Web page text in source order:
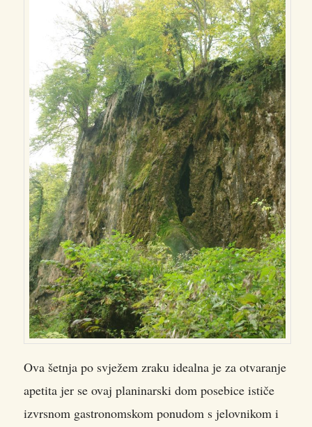
Ova šetnja po svježem zraku idealna je za otvaranje
apetita jer se ovaj planinarski dom posebice ističe
izvrsnom gastronomskom ponudom s jelovnikom i